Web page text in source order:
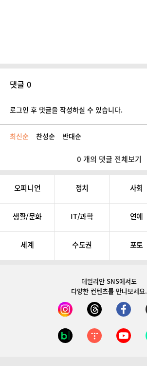
댓글 0
로그인 후 댓글을 작성하실 수 있습니다.
최신순 찬성순 반대순
0 개의 댓글 전체보기
오피니언 정치 사회
생활/문화 IT/과학 연예
세계 수도권 포토
데일리안 SNS에서도
다양한 컨텐츠를 만나보세요.